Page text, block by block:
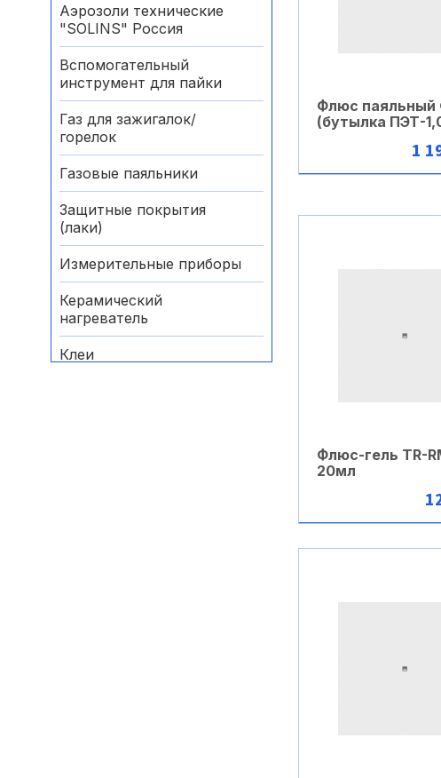
Аэрозоли технические
"SOLINS" Россия
Вспомогательный
инструмент для пайки
Газ для зажигалок/
горелок
Газовые паяльники
Защитные покрытия
(лаки)
Измерительные приборы
Керамический
нагреватель
Клеи
Флюс паяльный
(бутылка ПЭТ-
1
Флюс-гель TR-
20мл